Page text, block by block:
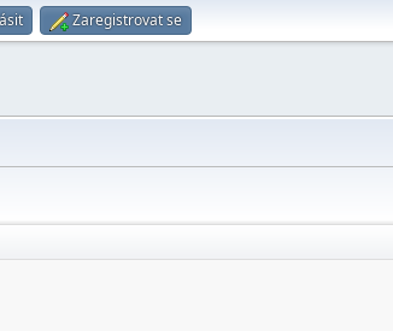
Zaregistrovat se